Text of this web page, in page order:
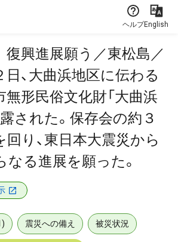
ヘルプEnglish
興進展願う／東松島／
、大曲浜地区に伝わる
形民俗文化財「大曲浜
された。保存会の約３
回り、東日本大震災から
なる進展を願った。
震災への備え 被災状況